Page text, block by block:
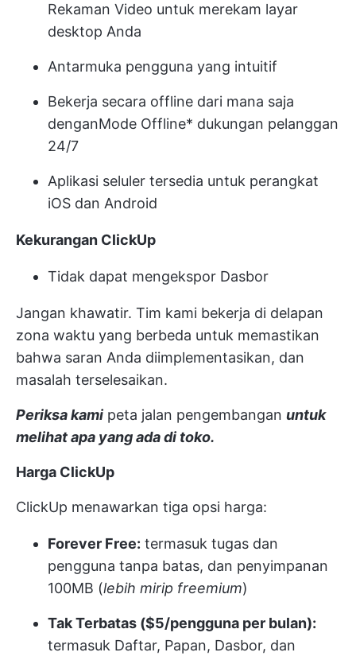
Rekaman Video untuk merekam layar
desktop Anda
Antarmuka pengguna yang intuitif
Bekerja secara offline dari mana saja
denganMode Offline* dukungan pelanggan
24/7
Aplikasi seluler tersedia untuk perangkat
iOS dan Android
Kekurangan ClickUp
Tidak dapat mengekspor Dasbor
Jangan khawatir. Tim kami bekerja di delapan
zona waktu yang berbeda untuk memastikan
bahwa saran Anda diimplementasikan, dan
masalah terselesaikan.
Periksa kami peta jalan pengembangan untuk
melihat apa yang ada di toko.
Harga ClickUp
ClickUp menawarkan tiga opsi harga:
Forever Free: termasuk tugas dan
pengguna tanpa batas, dan penyimpanan
100MB (lebih mirip freemium)
Tak Terbatas ($5/pengguna per bulan):
termasuk Daftar, Papan, Dasbor, dan